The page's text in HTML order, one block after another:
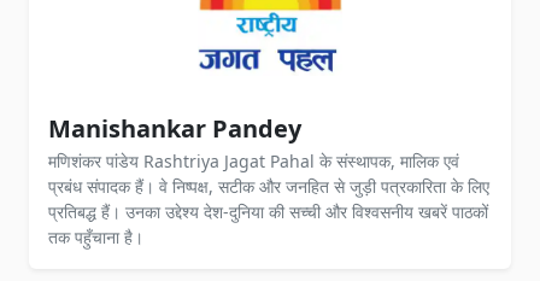
Manishankar Pandey
मणिशंकर पांडेय Rashtriya Jagat Pahal के संस्थापक, मालिक एवं
प्रबंध संपादक हैं। वे निष्पक्ष, सटीक और जनहित से जुड़ी पत्रकारिता के लिए
प्रतिबद्ध हैं। उनका उद्देश्य देश-दुनिया की सच्ची और विश्वसनीय खबरें पाठकों
तक पहुँचाना है।